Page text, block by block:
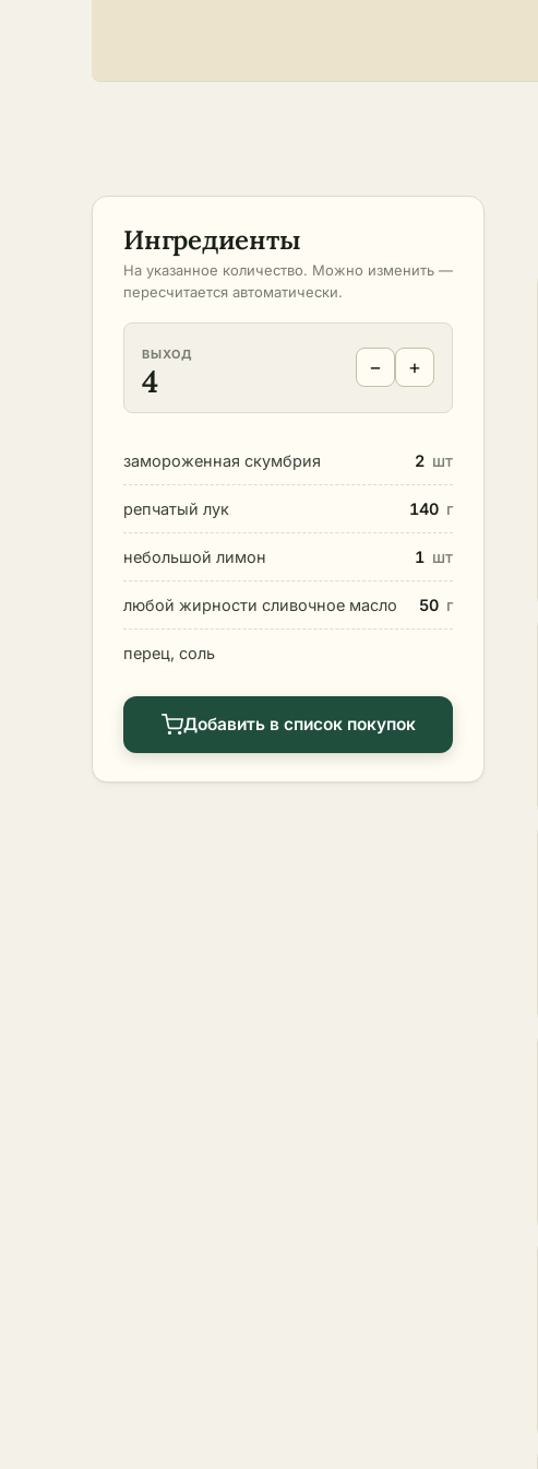
Ингредиенты
На указанное количество. Можно изменить —
пересчитается автоматически.
ВЫХОД
4 − +
замороженная скумбрия 2 шт
репчатый лук 140 г
небольшой лимон 1 шт
любой жирности сливочное масло 50 г
перец, соль
Добавить в список покупок